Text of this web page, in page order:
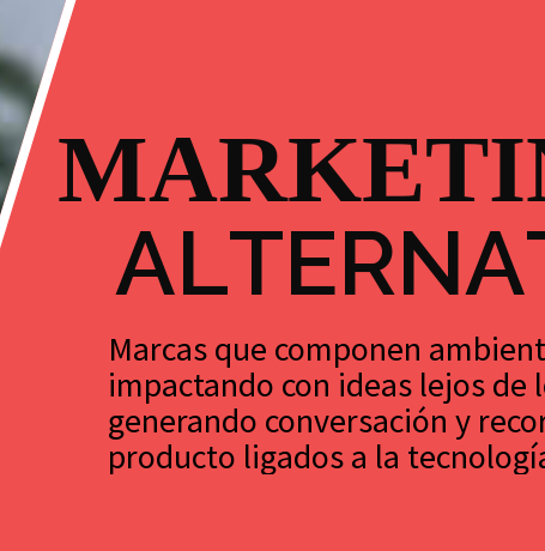
MARKETI
ALTERNA
Marcas que componen
impactando con ideas lejos de
generando conversación y
producto ligados a la